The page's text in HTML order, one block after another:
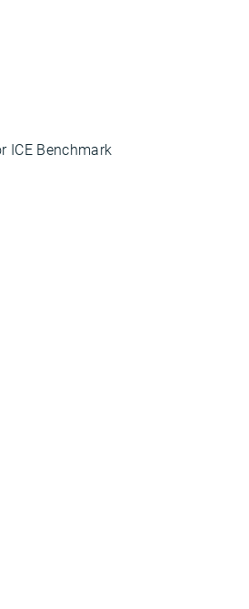
ICE Benchmark